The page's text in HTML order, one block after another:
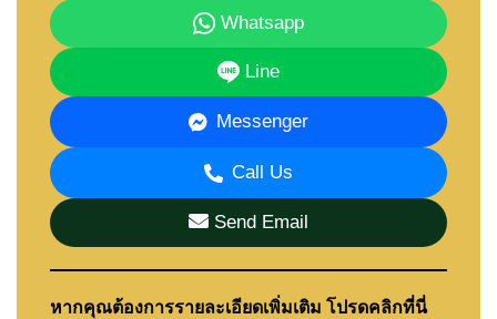
Whatsapp
Line
Messenger
Call Us
Send Email
หากคุณต้องการรายละเอียดเพิ่มเติม โปรดคลิกที่นี่